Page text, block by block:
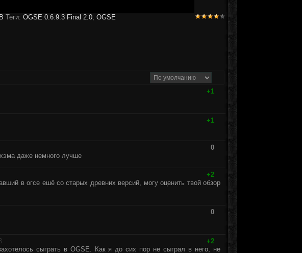
Теги: OGSE 0.6.9.3 Final 2.0, OGSE
+1
+1
0
даже немного лучше
+2
в огсе ешё со старых древних версий, могу оценить твой обзор
0
+2
сыграть в OGSE. Как я до сих пор не сыграл в него, не